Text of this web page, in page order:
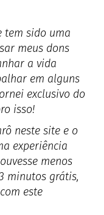
tem sido uma
meus dons
a vida
em alguns
exclusivo do
isso!
neste site e o
experiência
menos
minutos grátis,
este